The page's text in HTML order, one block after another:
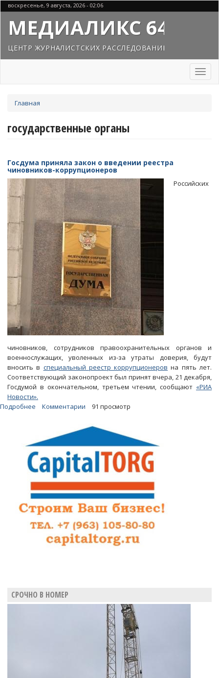
Перейти
к
основному
содержанию
воскресенье, 9 августа, 2026 - 02:06
МЕДИАЛИКС 64
ЦЕНТР ЖУРНАЛИСТСКИХ РАССЛЕДОВАНИЙ
Toggle
здесь
Главная
государственные органы
Госдума приняла закон о введении реестра
чиновников-коррупционеров
Российских
чиновников, сотрудников правоохранительных органов и
военнослужащих, уволенных из-за утраты доверия, будут
вносить в специальный реестр коррупционеров на пять лет.
Соответствующий законопроект был принят вчера, 21 декабря,
Госдумой в окончательном, третьем чтении, сообщают «РИА
Новости».
Подробнее
закон
о
введении
реестра
чиновников-
коррупционеров
Комментарии 91 просмотр
СРОЧНО В НОМЕР